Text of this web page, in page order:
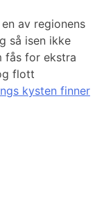
av regionens
så isen ikke
fås for ekstra
flott
kysten finner